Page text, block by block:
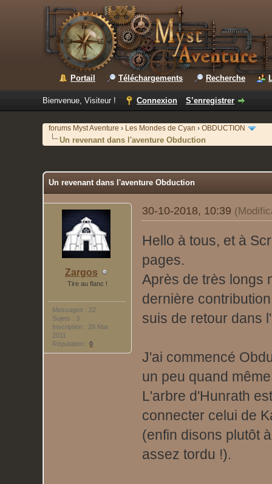
Portail Téléchargements Recherche
Bienvenue, Visiteur ! Connexion S’enregistrer
forums Myst Aventure › Les Mondes de Cyan › OBDUCTION
Un revenant dans l'aventure Obduction
Un revenant dans l'aventure Obduction
Zargos
Tire au flanc !
Messages : 22
Sujets : 3
Inscription : 28 Mar
2011
Réputation :0
30-10-2018, 10:39
Hello à tous, et à
pages.
Après de très longs
dernière
suis de retour dans
J'ai commencé
un peu quand
L'arbre d'Hunrath
connecter celui de
(enfin disons plutôt
assez tordu !).